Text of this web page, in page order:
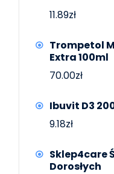
11.89zł
Trompetol
Extra 100ml
70.00zł
Ibuvit D3
9.18zł
Sklep4care
Dorosłych